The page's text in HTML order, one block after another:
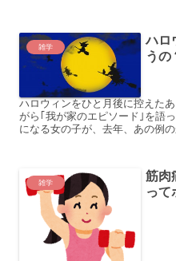
雑学
ハロ
うの
ハロウィンをひと月後に控えた
がら｢我が家のエピソード｣を語
になる女の子が、去年、あの例
雑学
筋肉
って